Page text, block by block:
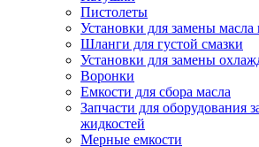
Пистолеты
Установки для замены
Шланги для густой смазки
Установки для замены
Воронки
Емкости для сбора масла
Запчасти для оборудования
жидкостей
Мерные емкости